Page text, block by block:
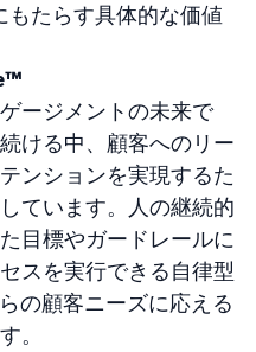
たらす具体的な価値
ージメントの未来で
ける中、顧客へのリー
ンションを実現するた
ています。人の継続的
目標やガードレールに
スを実行できる自律型
の顧客ニーズに応える
。